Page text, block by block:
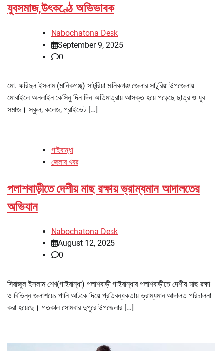
যুবসমাজ,উৎকণ্ঠে অভিভাবক
Nabochatona Desk
September 9, 2025
0
মো. ফরিদুল ইসলাম (মানিকগঞ্জ) সাটুরিয়া মানিকগঞ্জ জেলার সাটুরিয়া উপজেলায়
মোবাইলে অনলাইন কেসিনু দিন দিন অতিমাত্রায় আসক্ত হয়ে পড়েছে ছাত্র ও যুব
সমাজ। স্কুল, কলেজ, প্রাইভেট […]
গাইবান্ধা
জেলার খবর
পলাশবাড়ীতে দেশীয় মাছ রক্ষায় ভ্রাম্যমান আদালতের
অভিযান
Nabochatona Desk
August 12, 2025
0
সিরাজুল ইসলাম শেখ(গাইবান্ধা) পলাশবাড়ী গাইবান্ধার পলাশবাড়ীতে দেশীয় মাছ রক্ষা
ও বিভিন্ন জলাশয়ের পানি আটকে দিয়ে প্রতিবন্ধকতায় ভ্রাম্যমান আদালত পরিচালনা
করা হয়েছে। গতকাল সোমবার দুপুরে উপজেলার […]